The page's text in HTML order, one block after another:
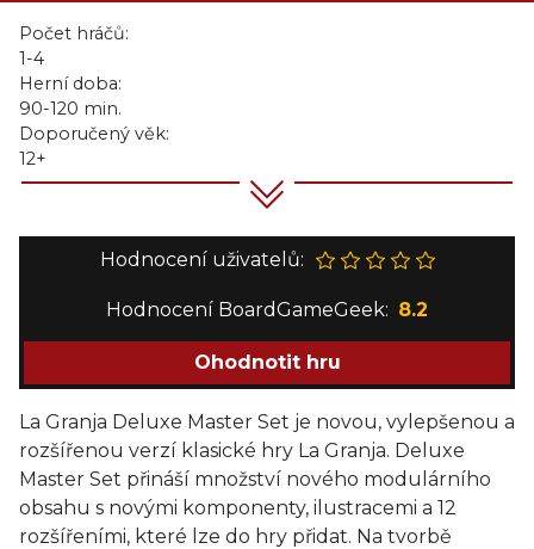
Počet hráčů:
1-4
Herní doba:
90-120 min.
Doporučený věk:
12+
Hodnocení uživatelů:
Hodnocení BoardGameGeek: 8.2
Ohodnotit hru
La Granja Deluxe Master Set je novou, vylepšenou a
rozšířenou verzí klasické hry La Granja. Deluxe
Master Set přináší množství nového modulárního
obsahu s novými komponenty, ilustracemi a 12
rozšířeními, které lze do hry přidat. Na tvorbě